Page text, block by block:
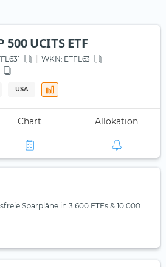
500 UCITS ETF
WKN: ETFL63
USA
Chart Allokation
Sparpläne in 3.600 ETFs & 10.000